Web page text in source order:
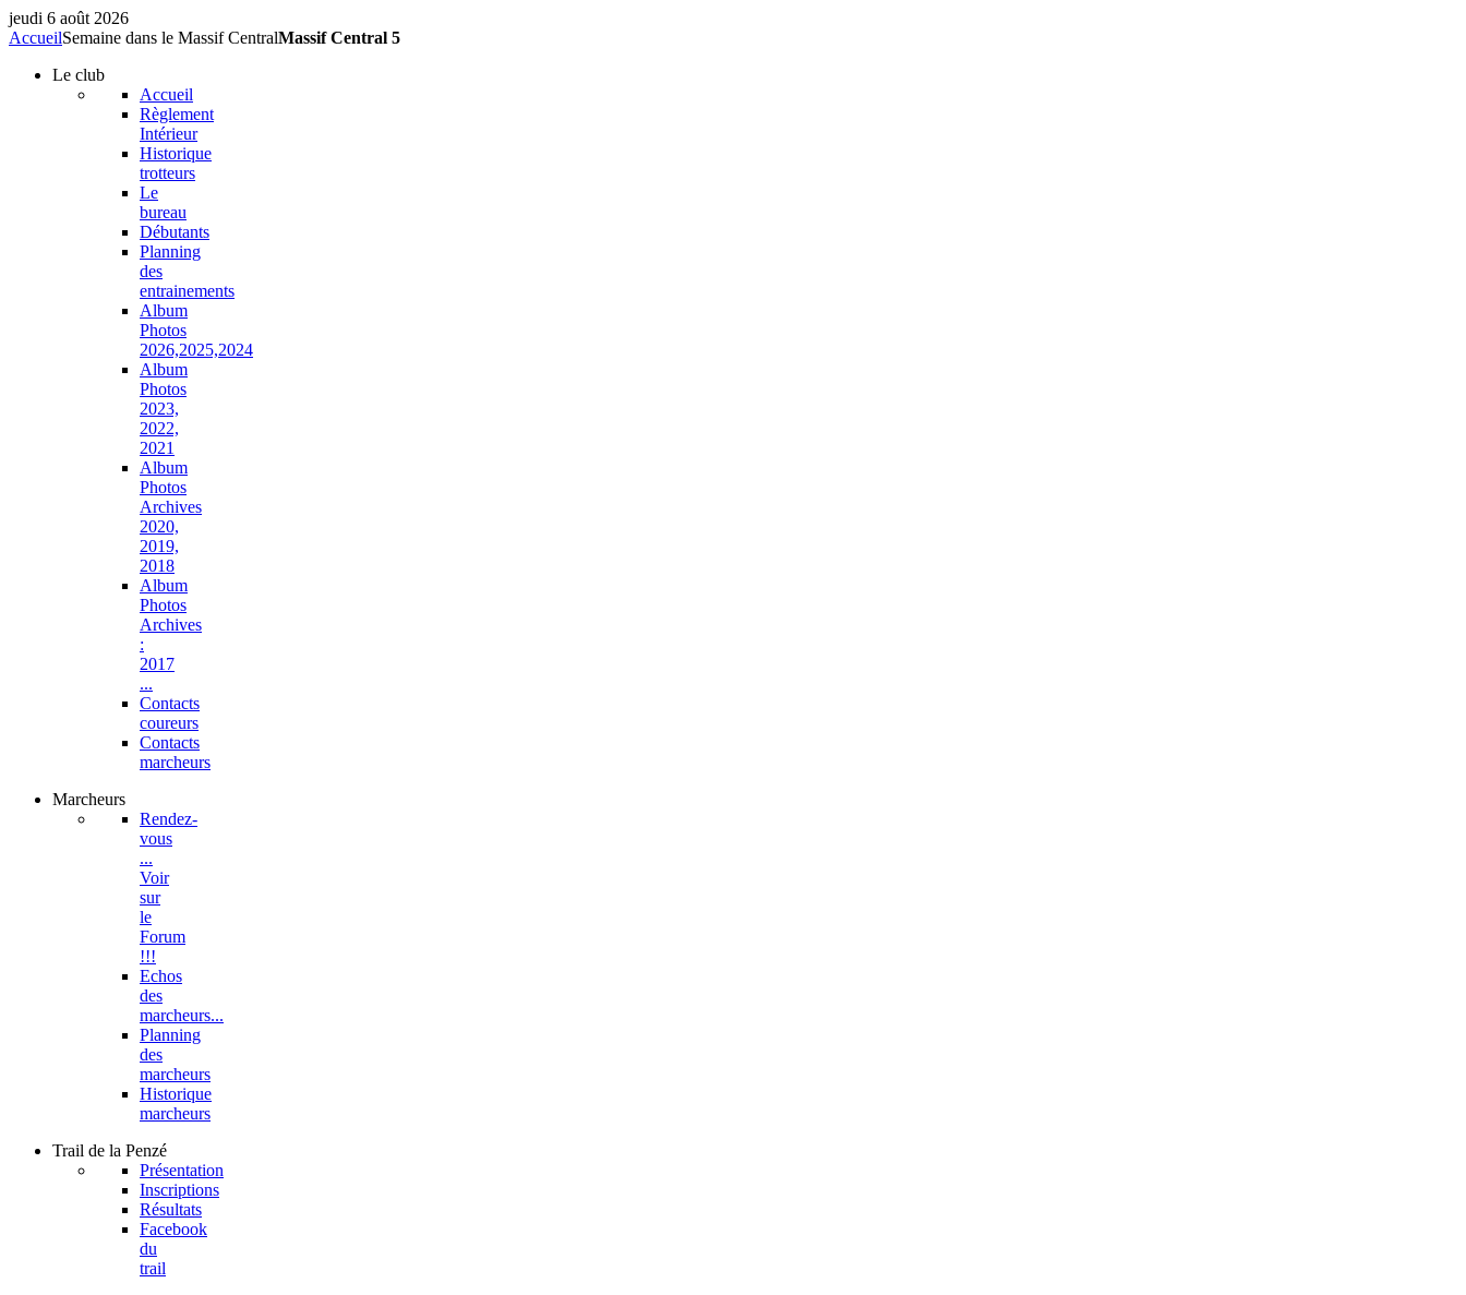
jeudi 6 août 2026
AccueilSemaine dans le Massif CentralMassif Central 5
Le club
Accueil
Règlement
Intérieur
Historique
trotteurs
Le
bureau
Débutants
Planning
des
entrainements
Album
Photos
2026,2025,2024
Album
Photos
2023,
2022,
2021
Album
Photos
Archives
2020,
2019,
2018
Album
Photos
Archives
:
2017
...
Contacts
coureurs
Contacts
marcheurs
Marcheurs
Rendez-
vous
...
Voir
sur
le
Forum
!!!
Echos
des
marcheurs...
Planning
des
marcheurs
Historique
marcheurs
Trail de la Penzé
Présentation
Inscriptions
Résultats
Facebook
du
trail